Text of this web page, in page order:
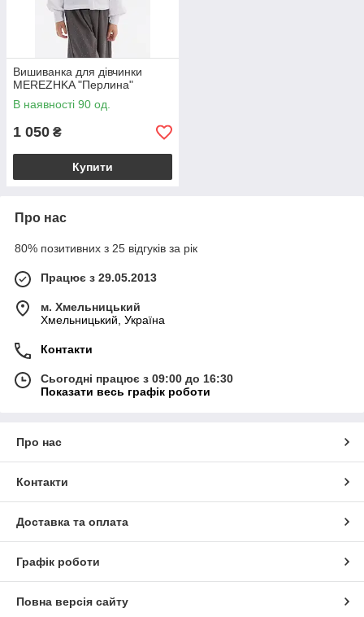
Вишиванка для дівчинки
MEREZHKA "Перлина"
В наявності 90 од.
1 050 ₴
Купити
Про нас
80% позитивних з 25 відгуків за рік
Працює з 29.05.2013
м. Хмельницький
Хмельницький, Україна
Контакти
Сьогодні працює з 09:00 до 16:30
Показати весь графік роботи
Про нас
Контакти
Доставка та оплата
Графік роботи
Повна версія сайту